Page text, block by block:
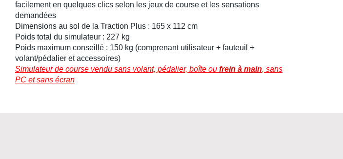
facilement en quelques clics selon les jeux de course et les sensations
demandées
Dimensions au sol de la Traction Plus : 165 x 112 cm
Poids total du simulateur : 227 kg
Poids maximum conseillé : 150 kg (comprenant utilisateur + fauteuil +
volant/pédalier et accessoires)
Simulateur de course vendu sans volant, pédalier, boîte ou frein à main, sans
PC et sans écran